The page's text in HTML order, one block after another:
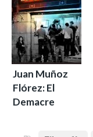
Juan Muñoz
Flórez: El
Demacre